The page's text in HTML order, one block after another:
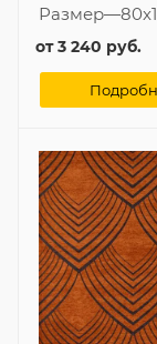
Размер—
от3 240 руб.